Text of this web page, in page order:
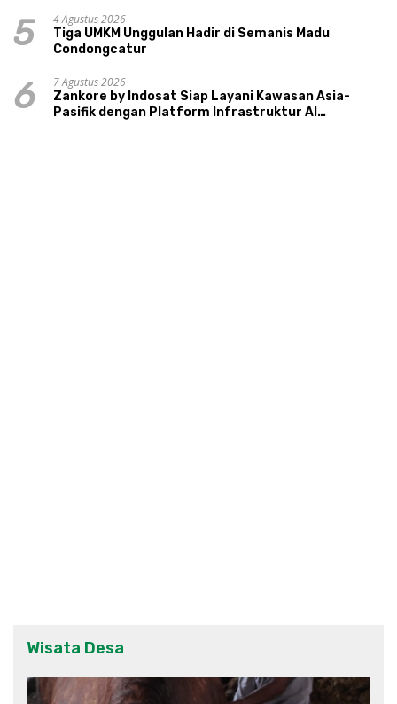
5
4 Agustus 2026
Tiga UMKM Unggulan Hadir di Semanis Madu
Condongcatur
6
7 Agustus 2026
Zankore by Indosat Siap Layani Kawasan Asia-
Pasifik dengan Platform Infrastruktur AI
Wisata Desa